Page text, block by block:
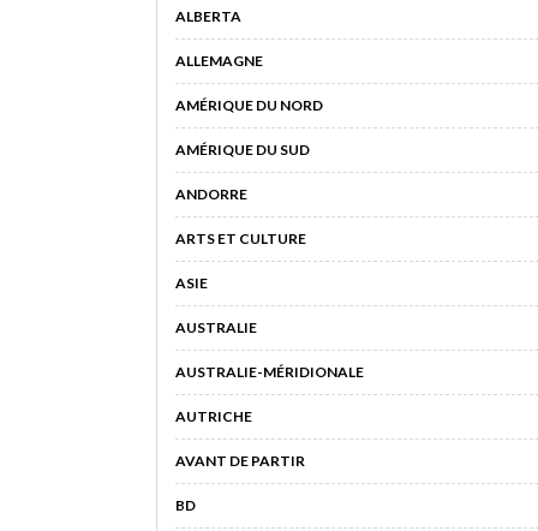
ALBERTA
ALLEMAGNE
AMÉRIQUE DU NORD
AMÉRIQUE DU SUD
ANDORRE
ARTS ET CULTURE
ASIE
AUSTRALIE
AUSTRALIE-MÉRIDIONALE
AUTRICHE
AVANT DE PARTIR
BD